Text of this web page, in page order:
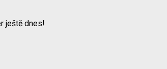
ještě dnes!